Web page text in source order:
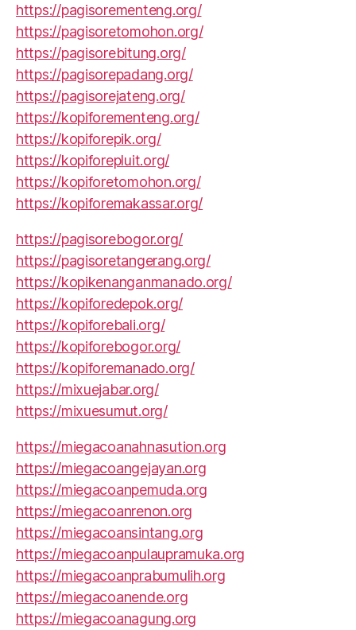
https://pagisorementeng.org/
https://pagisoretomohon.org/
https://pagisorebitung.org/
https://pagisorepadang.org/
https://pagisorejateng.org/
https://kopiforementeng.org/
https://kopiforepik.org/
https://kopiforepluit.org/
https://kopiforetomohon.org/
https://kopiforemakassar.org/
https://pagisorebogor.org/
https://pagisoretangerang.org/
https://kopikenanganmanado.org/
https://kopiforedepok.org/
https://kopiforebali.org/
https://kopiforebogor.org/
https://kopiforemanado.org/
https://mixuejabar.org/
https://mixuesumut.org/
https://miegacoanahnasution.org
https://miegacoangejayan.org
https://miegacoanpemuda.org
https://miegacoanrenon.org
https://miegacoansintang.org
https://miegacoanpulaupramuka.org
https://miegacoanprabumulih.org
https://miegacoanende.org
https://miegacoanagung.org